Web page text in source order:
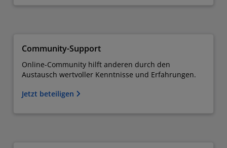
Community-Support
Online-Community hilft anderen durch den
Austausch wertvoller Kenntnisse und Erfahrungen.
Jetzt beteiligen